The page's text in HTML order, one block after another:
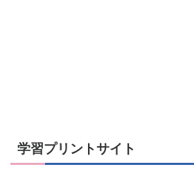
学習プリントサイト